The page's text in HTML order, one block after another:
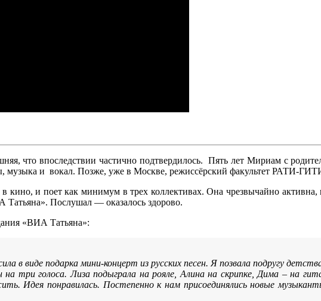
что впоследствии частично подтвердилось. Пять лет Мириам с
музыка и вокал. Позже, уже в Москве, режиссёрский факультет РАТИ-
кино, и поет как минимум в трех коллективах. Она чрезвычайно
Послушал — оказалось здорово.
«ВИА Татьяна»:
в виде подарка мини-концерт из русских песен. Я позвала подругу
на три голоса. Лиза подыграла на рояле, Алина на скрипке, Дима – на
Идея понравилась. Постепенно к нам присоединялись новые